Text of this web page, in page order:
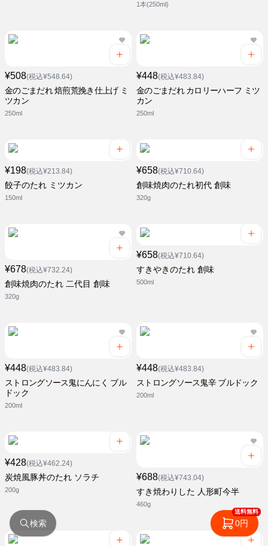
1本(250ml)
¥508(税込¥548.64)
金のごまだれ 焙煎荒挽き仕上げ ミ
ツカン
250ml
¥448(税込¥483.84)
金のごまだれ カロリーハーフ ミツ
カン
250ml
¥198(税込¥213.84)
餃子のたれ ミツカン
150ml
¥658(税込¥710.64)
創味焼肉のたれ初代 創味
320g
¥678(税込¥732.24)
創味焼肉のたれ 二代目 創味
320g
¥658(税込¥710.64)
すきやきのたれ 創味
500ml
¥448(税込¥483.84)
ストロングソース鬼にんにく ブル
ドック
200ml
¥448(税込¥483.84)
ストロングソース鬼辛 ブルドック
200ml
¥428(税込¥462.24)
炭焼風豚丼のたれ ソラチ
200g
¥688(税込¥743.04)
すき焼わりした 人形町今半
460g
検索
送料無料
0円